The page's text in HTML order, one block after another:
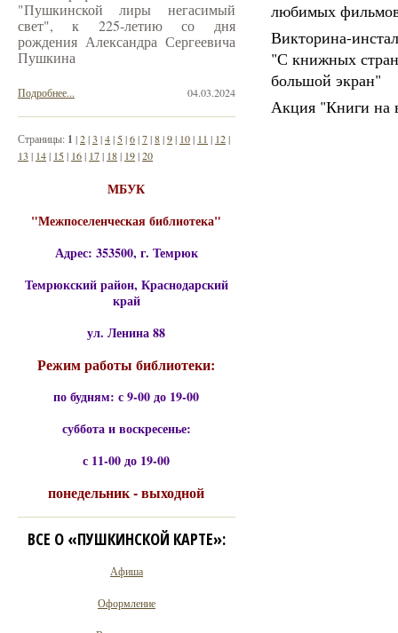
любимых
Викторина-
"С книжных
большой экран"
Акция "Книги на
"Пушкинской лиры негасимый
свет", к 225-летию со дня
рождения Александра Сергеевича
Пушкина
04.03.2024
Подробнее...
Страницы: 1 |2|3 |4| 5|6|7|8|9| 10| 11 | 12|
13 | 14| 15| 16| 17| 18| 19|20
МБУК
"Межпоселенческая библиотека"
Адрес: 353500, г. Темрюк
Темрюкский район, Краснодарский
край
ул. Ленина 88
Режим работы библиотеки:
по будням: с 9-00 до 19-00
суббота и воскресенье:
с 11-00 до 19-00
понедельник - выходной
ВСЕ О «ПУШКИНСКОЙ КАРТЕ»:
Афиша
Оформление